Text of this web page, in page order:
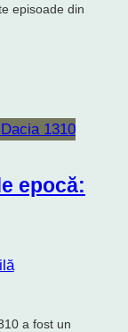
episoade din
epocă:
a fost un